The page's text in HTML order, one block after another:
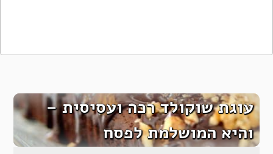
עוגת שוקולד רכה ועסיסית –
והיא המושלמת לפסח